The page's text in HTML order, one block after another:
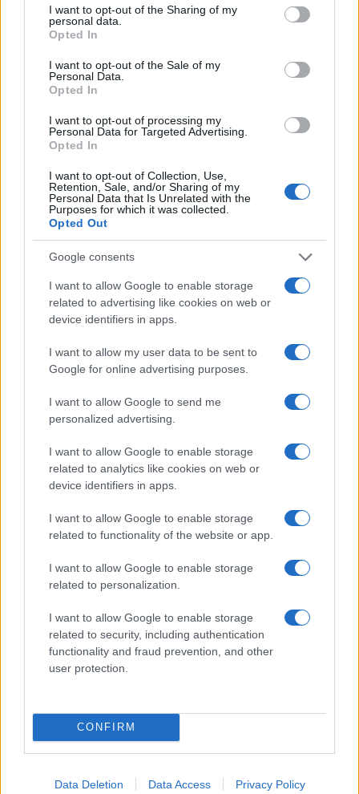
not limited to your visit or usage behaviour. You may click to
grant or deny consent to Google and its third-party tags to
use your data for below specified purposes in below Google
consent section.
I want to opt-out of the Sharing of my
personal data.
Opted In
I want to opt-out of the Sale of my
Personal Data.
Opted In
I want to opt-out of processing my
Personal Data for Targeted Advertising.
Opted In
I want to opt-out of Collection, Use,
Retention, Sale, and/or Sharing of my
Personal Data that Is Unrelated with the
Purposes for which it was collected.
Opted Out
Google consents
I want to allow Google to enable storage
related to advertising like cookies on web or
device identifiers in apps.
I want to allow my user data to be sent to
Google for online advertising purposes.
I want to allow Google to send me
personalized advertising.
I want to allow Google to enable storage
related to analytics like cookies on web or
device identifiers in apps.
I want to allow Google to enable storage
related to functionality of the website or app.
I want to allow Google to enable storage
related to personalization.
I want to allow Google to enable storage
related to security, including authentication
functionality and fraud prevention, and other
user protection.
CONFIRM
Data Deletion Data Access Privacy Policy